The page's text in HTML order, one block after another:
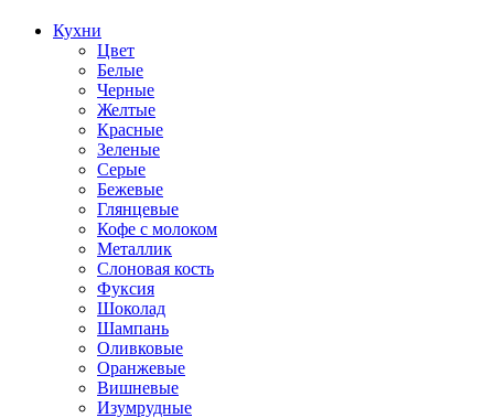
Кухни
Цвет
Белые
Черные
Желтые
Красные
Зеленые
Серые
Бежевые
Глянцевые
Кофе с молоком
Металлик
Слоновая кость
Фуксия
Шоколад
Шампань
Оливковые
Оранжевые
Вишневые
Изумрудные